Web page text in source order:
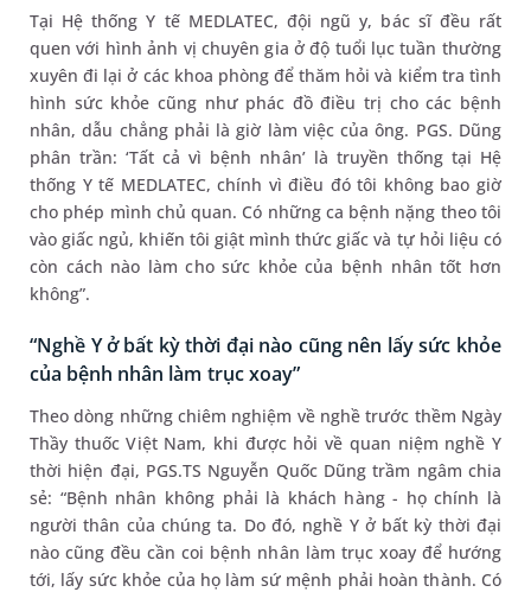
Tại Hệ thống Y tế MEDLATEC, đội ngũ y, bác sĩ đều rất
quen với hình ảnh vị chuyên gia ở độ tuổi lục tuần thường
xuyên đi lại ở các khoa phòng để thăm hỏi và kiểm tra tình
hình sức khỏe cũng như phác đồ điều trị cho các bệnh
nhân, dẫu chẳng phải là giờ làm việc của ông. PGS. Dũng
phân trần: ‘Tất cả vì bệnh nhân’ là truyền thống tại Hệ
thống Y tế MEDLATEC, chính vì điều đó tôi không bao giờ
cho phép mình chủ quan. Có những ca bệnh nặng theo tôi
vào giấc ngủ, khiến tôi giật mình thức giấc và tự hỏi liệu có
còn cách nào làm cho sức khỏe của bệnh nhân tốt hơn
không”.
“Nghề Y ở bất kỳ thời đại nào cũng nên lấy sức khỏe
của bệnh nhân làm trục xoay”
Theo dòng những chiêm nghiệm về nghề trước thềm Ngày
Thầy thuốc Việt Nam, khi được hỏi về quan niệm nghề Y
thời hiện đại, PGS.TS Nguyễn Quốc Dũng trầm ngâm chia
sẻ: “Bệnh nhân không phải là khách hàng - họ chính là
người thân của chúng ta. Do đó, nghề Y ở bất kỳ thời đại
nào cũng đều cần coi bệnh nhân làm trục xoay để hướng
tới, lấy sức khỏe của họ làm sứ mệnh phải hoàn thành. Có